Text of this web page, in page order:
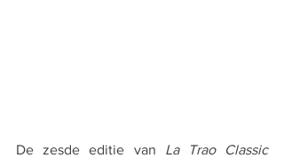
De zesde editie van La Trao Classic